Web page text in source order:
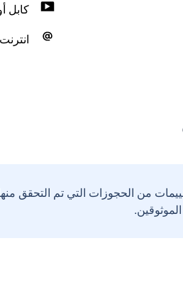
كابل
انترنت
من الحجوزات التي تم التحقق